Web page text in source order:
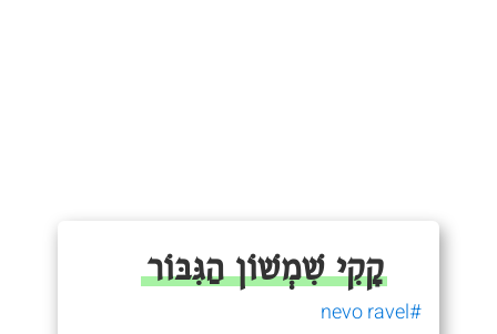
קָקִי שִׁמְשׁוֹן הַגִּבּוֹר
#nevo ravel